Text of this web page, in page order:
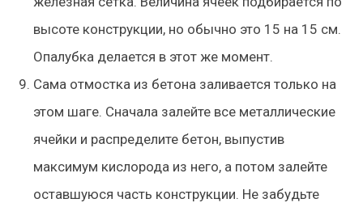
высоте конструкции, но обычно это 15 на 15 см.
Опалубка делается в этот же момент.
Сама отмостка из бетона заливается только на
этом шаге. Сначала залейте все металлические
ячейки и распределите бетон, выпустив
максимум кислорода из него, а потом залейте
оставшуюся часть конструкции. Не забудьте